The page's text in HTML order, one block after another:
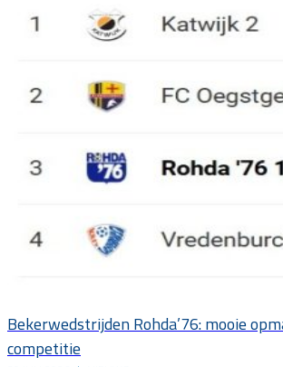
Bekerwedstrijden Rohda’76: mooie
competitie